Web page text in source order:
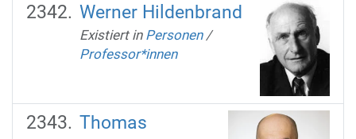
Werner Hildenbrand
Existiert in Personen /
Professor*innen
Thomas